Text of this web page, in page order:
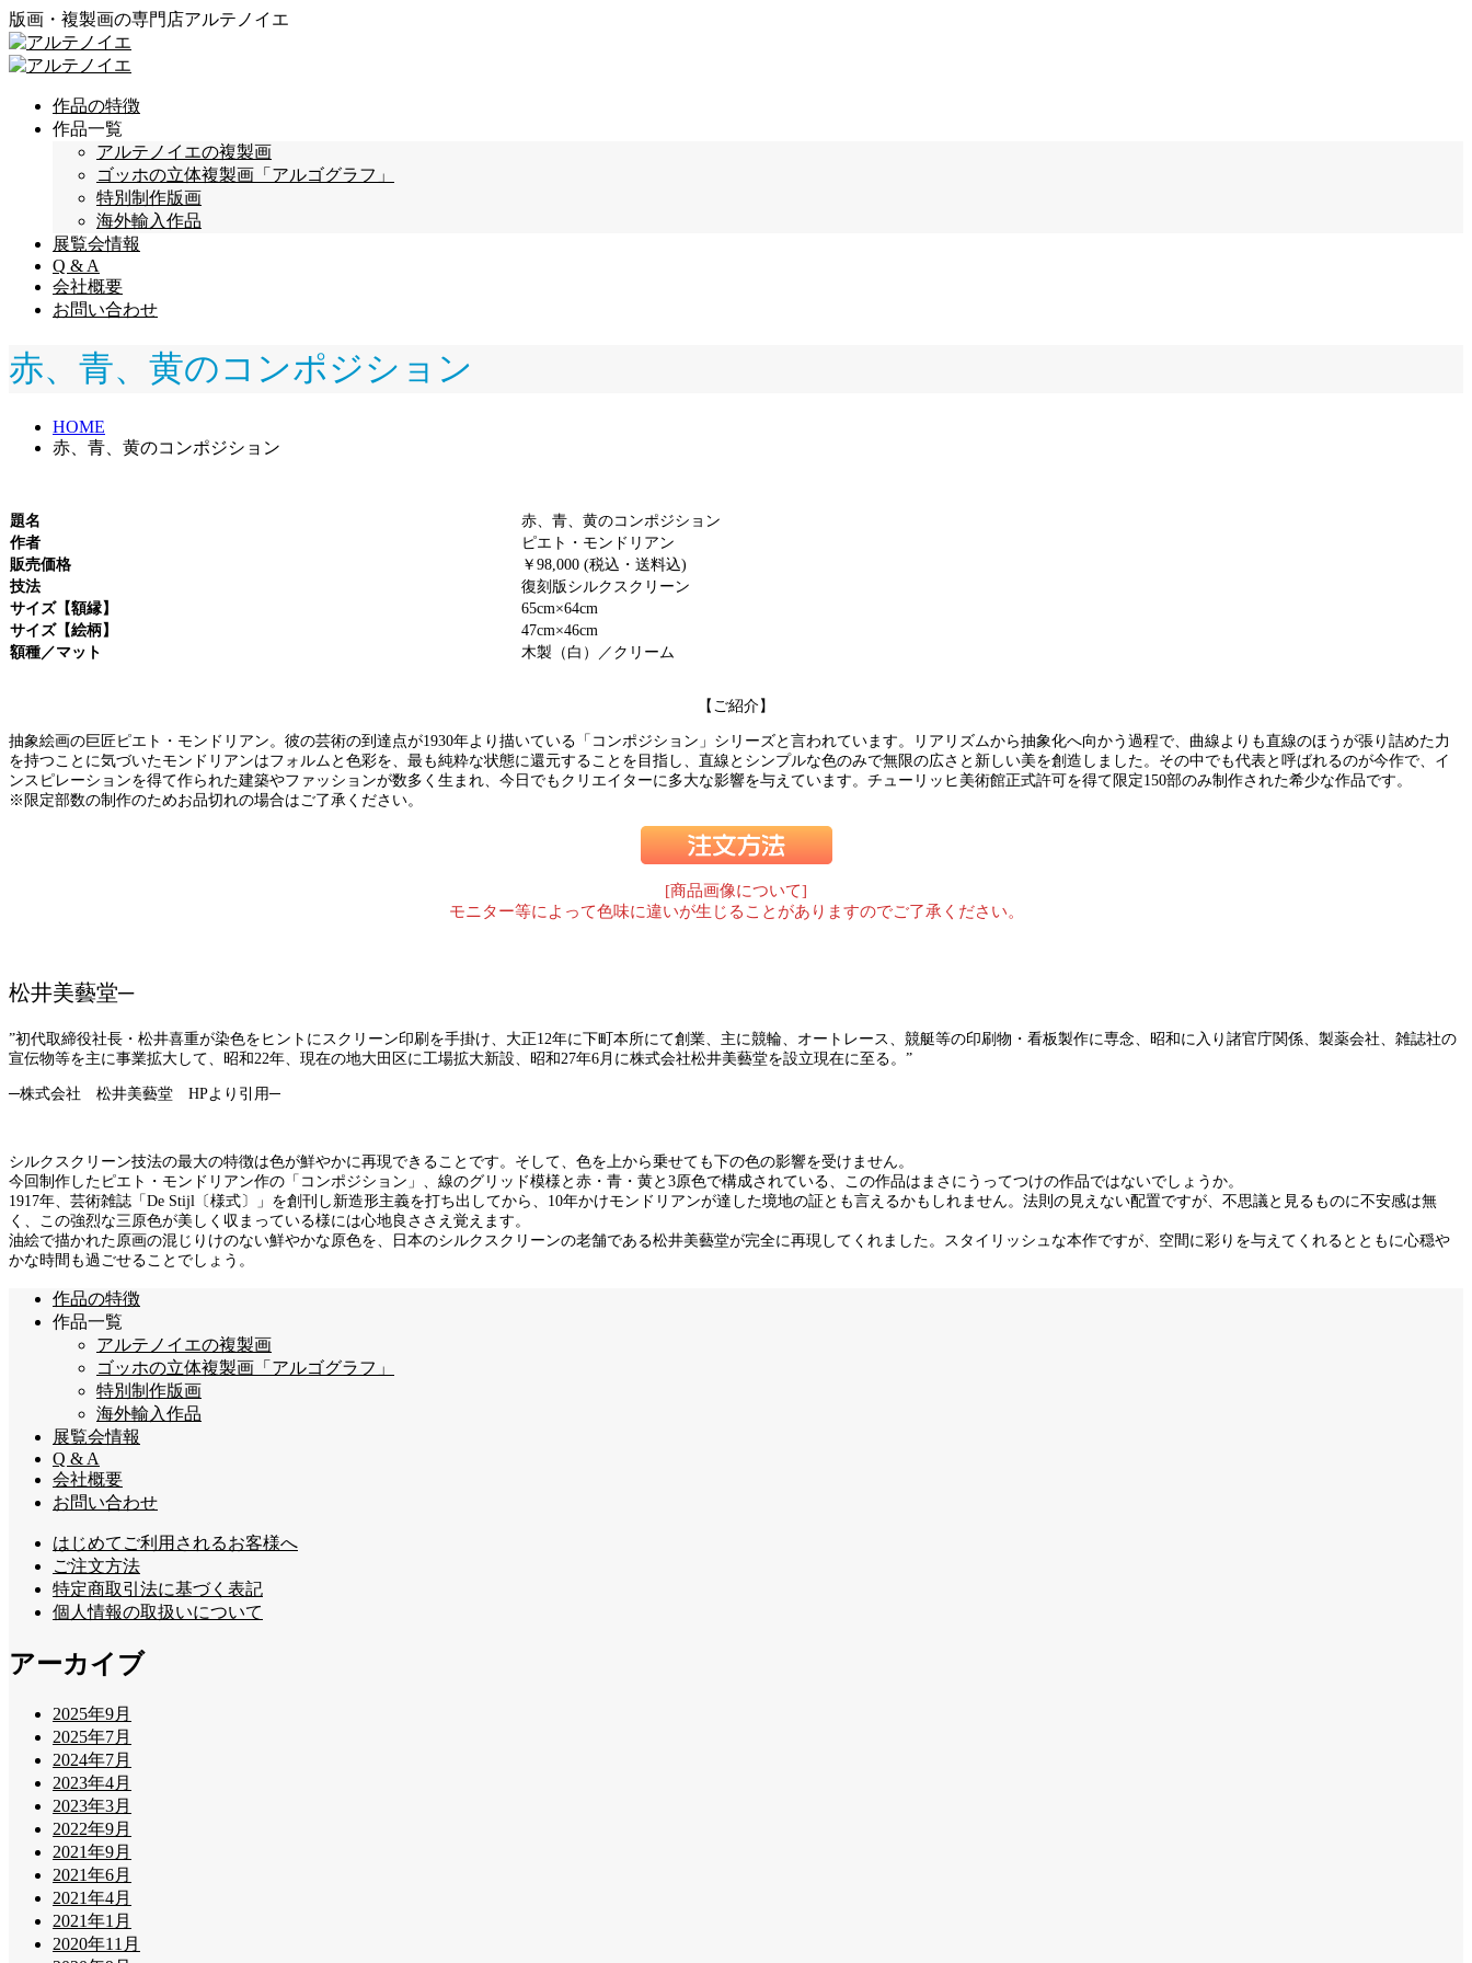
版画・複製画の専門店アルテノイエ
作品の特徴
作品一覧
アルテノイエの複製画
ゴッホの立体複製画「アルゴグラフ」
特別制作版画
海外輸入作品
展覧会情報
Q & A
会社概要
お問い合わせ
赤、青、黄のコンポジション
HOME
赤、青、黄のコンポジション
題名
赤、青、黄のコンポジション
作者
ピエト・モンドリアン
販売価格
￥98,000 (税込・送料込)
技法
復刻版シルクスクリーン
サイズ【額縁】
65cm×64cm
サイズ【絵柄】
47cm×46cm
額種／マット
木製（白）／クリーム
【ご紹介】
抽象絵画の巨匠ピエト・モンドリアン。彼の芸術の到達点が1930年より描いている「コンポジション」シリーズと言われています。リアリズムから抽象化へ向かう過程で、曲線よりも直線のほうが張り詰めた力
を持つことに気づいたモンドリアンはフォルムと色彩を、最も純粋な状態に還元することを目指し、直線とシンプルな色のみで無限の広さと新しい美を創造しました。その中でも代表と呼ばれるのが今作で、イ
ンスピレーションを得て作られた建築やファッションが数多く生まれ、今日でもクリエイターに多大な影響を与えています。チューリッヒ美術館正式許可を得て限定150部のみ制作された希少な作品です。
※限定部数の制作のためお品切れの場合はご了承ください。
[商品画像について]
モニター等によって色味に違いが生じることがありますのでご了承ください。
松井美藝堂─
”初代取締役社長・松井喜重が染色をヒントにスクリーン印刷を手掛け、大正12年に下町本所にて創業、主に競輪、オートレース、競艇等の印刷物・看板製作に専念、昭和に入り諸官庁関係、製薬会社、雑誌社の
宣伝物等を主に事業拡大して、昭和22年、現在の地大田区に工場拡大新設、昭和27年6月に株式会社松井美藝堂を設立現在に至る。”
─株式会社 松井美藝堂 HPより引用─
シルクスクリーン技法の最大の特徴は色が鮮やかに再現できることです。そして、色を上から乗せても下の色の影響を受けません。
今回制作したピエト・モンドリアン作の「コンポジション」、線のグリッド模様と赤・青・黄と3原色で構成されている、この作品はまさにうってつけの作品ではないでしょうか。
1917年、芸術雑誌「De Stijl〔様式〕」を創刊し新造形主義を打ち出してから、10年かけモンドリアンが達した境地の証とも言えるかもしれません。法則の見えない配置ですが、不思議と見るものに不安感は無
く、この強烈な三原色が美しく収まっている様には心地良ささえ覚えます。
油絵で描かれた原画の混じりけのない鮮やかな原色を、日本のシルクスクリーンの老舗である松井美藝堂が完全に再現してくれました。スタイリッシュな本作ですが、空間に彩りを与えてくれるとともに心穏や
かな時間も過ごせることでしょう。
作品の特徴
作品一覧
アルテノイエの複製画
ゴッホの立体複製画「アルゴグラフ」
特別制作版画
海外輸入作品
展覧会情報
Q & A
会社概要
お問い合わせ
はじめてご利用されるお客様へ
ご注文方法
特定商取引法に基づく表記
個人情報の取扱いについて
アーカイブ
2025年9月
2025年7月
2024年7月
2023年4月
2023年3月
2022年9月
2021年9月
2021年6月
2021年4月
2021年1月
2020年11月